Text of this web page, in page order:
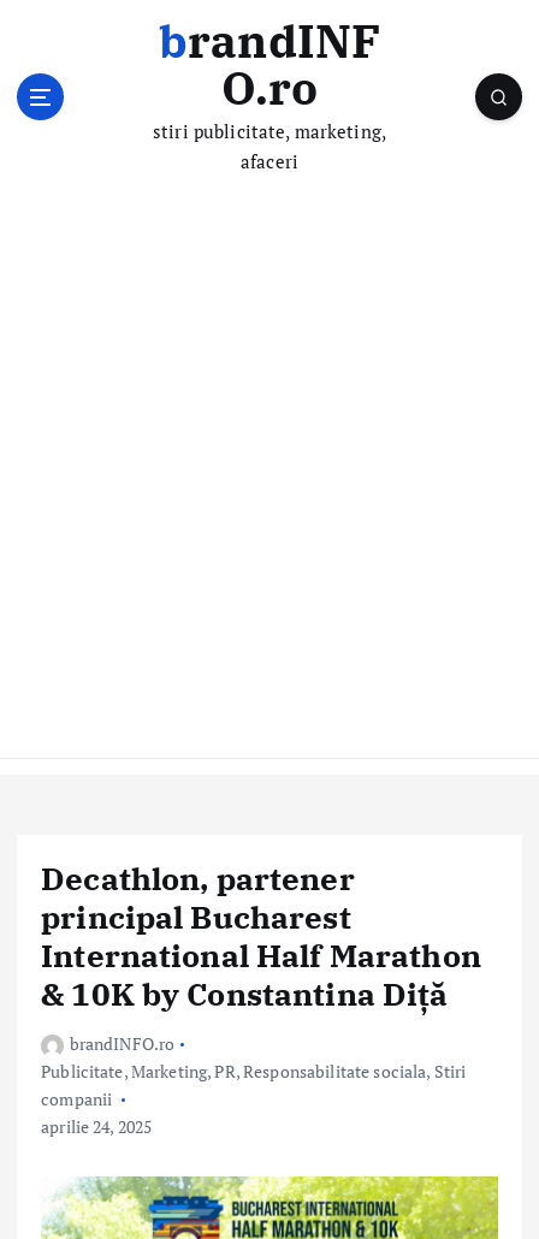
brandINF
O.ro
stiri publicitate, marketing,
afaceri
Decathlon, partener
principal Bucharest
International Half Marathon
& 10K by Constantina Diță
brandINFO.ro
Publicitate, Marketing, PR,Responsabilitate sociala, Stiri
companii
aprilie 24, 2025